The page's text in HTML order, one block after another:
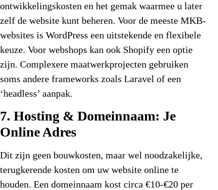
ontwikkelingskosten en het gemak waarmee u later
zelf de website kunt beheren. Voor de meeste MKB-
websites is WordPress een uitstekende en flexibele
keuze. Voor webshops kan ook Shopify een optie
zijn. Complexere maatwerkprojecten gebruiken
soms andere frameworks zoals Laravel of een
‘headless’ aanpak.
7. Hosting & Domeinnaam: Je
Online Adres
Dit zijn geen bouwkosten, maar wel noodzakelijke,
terugkerende kosten om uw website online te
houden. Een domeinnaam kost circa €10-€20 per